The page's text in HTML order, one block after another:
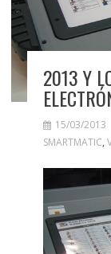
2013 Y
15/03/2013
SMARTMATIC,